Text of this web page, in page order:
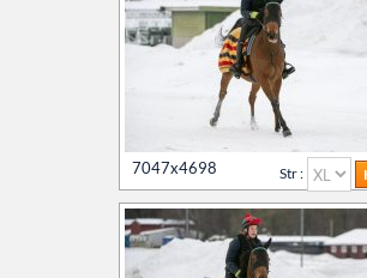
7047x4698 Str :